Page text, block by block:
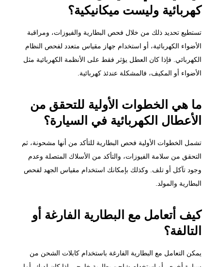
كهربائية وليست ميكانيكية؟
تستطيع تحديد ذلك من خلال فحص البطارية والفيوزات، ومراقبة
الأضواء الكهربائية، أو استخدام جهاز مقياس متعدد لفحص النظام
الكهربائي. فإذا كان العطل يؤثر فقط على الأنظمة الكهربائية مثل
الأضواء أو المكيف، فالمشكلة عندئذ كهربائية.
ما هي الخطوات الأولية للتحقق من
الأعطال الكهربائية في السيارة؟
تشمل الخطوات الأولية فحص البطارية للتأكد من أنها مشحونة، ثم
التحقق من سلامة الفيوزات، والتأكد من الأسلاك المتصلة وعدم
وجود تآكل أو تلف. وكذلك بإمكانك استخدام مقياس الجهد لفحص
البطارية والمولد.
كيف أتعامل مع البطارية الفارغة أو
التالفة؟
يمكن التعامل مع البطارية الفارغة باستخدام كابلات الشحن من